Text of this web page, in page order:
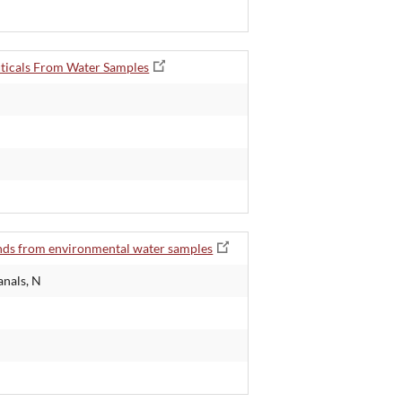
From Water Samples
from environmental water samples
N